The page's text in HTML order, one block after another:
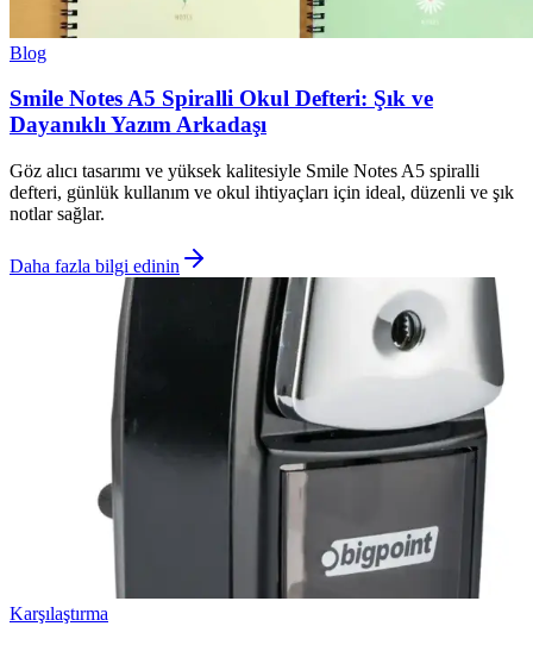
Blog
Smile Notes A5 Spiralli Okul Defteri: Şık ve
Dayanıklı Yazım Arkadaşı
Göz alıcı tasarımı ve yüksek kalitesiyle Smile Notes A5 spiralli
defteri, günlük kullanım ve okul ihtiyaçları için ideal, düzenli ve şık
notlar sağlar.
Daha fazla bilgi edinin
Karşılaştırma